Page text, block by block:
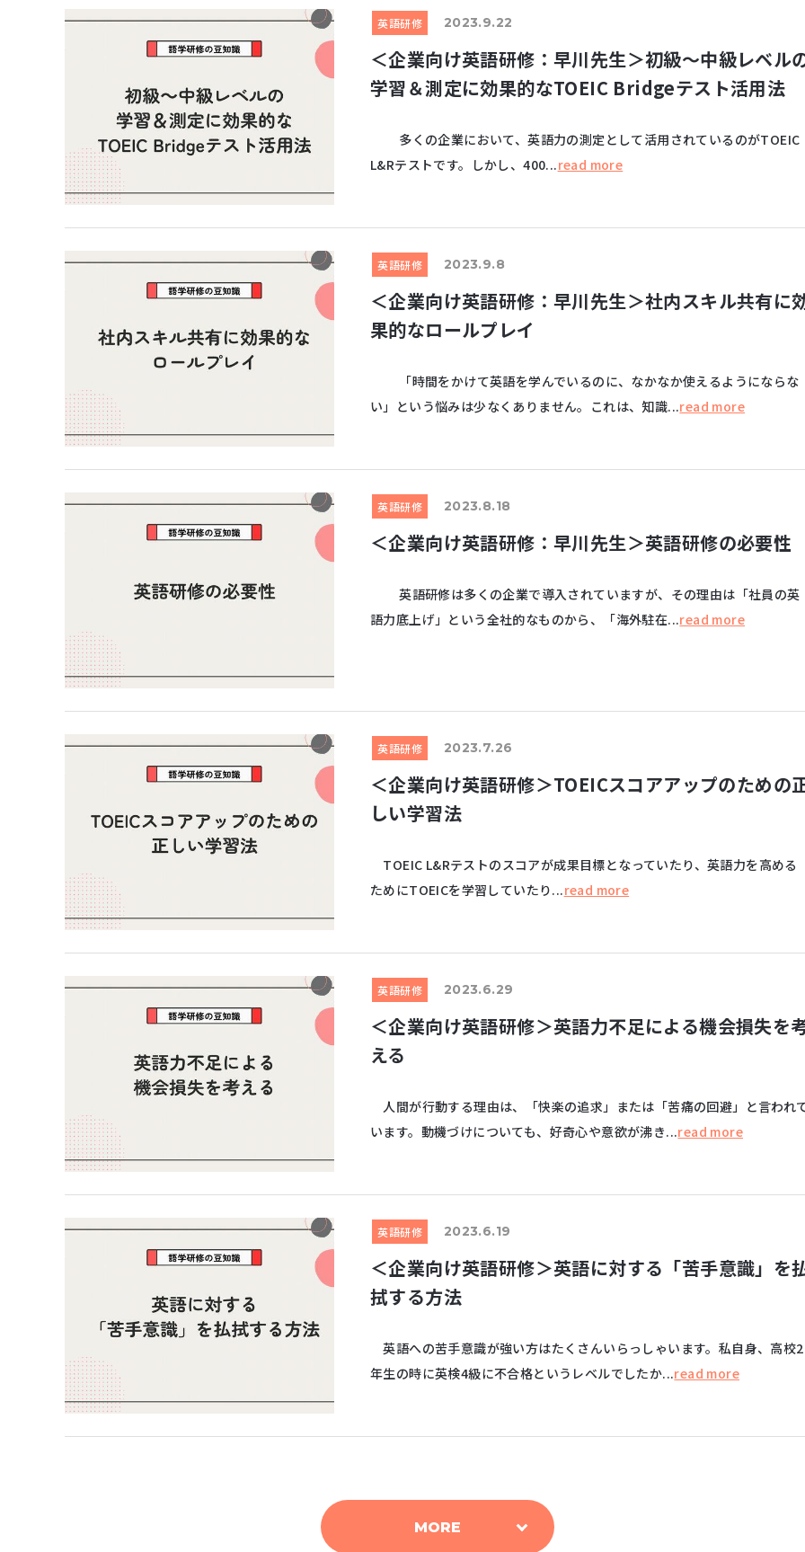
英語研修 2023.9.22
＜企業向け英語研修：早川先生＞初級～中級レベル
学習＆測定に効果的なTOEIC Bridgeテスト活用法
多くの企業において、英語力の測定として活用されているのがTOEIC
L&Rテストです。しかし、400...read more
英語研修 2023.9.8
＜企業向け英語研修：早川先生＞社内スキル共有に
果的なロールプレイ
「時間をかけて英語を学んでいるのに、なかなか使えるようにならな
い」という悩みは少なくありません。これは、知識...read more
英語研修 2023.8.18
＜企業向け英語研修：早川先生＞英語研修の必要性
英語研修は多くの企業で導入されていますが、その理由は「社員の英
語力底上げ」という全社的なものから、「海外駐在...read more
英語研修 2023.7.26
＜企業向け英語研修＞TOEICスコアアップのための
しい学習法
TOEIC L&Rテストのスコアが成果目標となっていたり、英語力を高める
ためにTOEICを学習していたり...read more
英語研修 2023.6.29
＜企業向け英語研修＞英語力不足による機会損失を
える
人間が行動する理由は、「快楽の追求」または「苦痛の回避」と言われ
います。動機づけについても、好奇心や意欲が沸き...read more
英語研修 2023.6.19
＜企業向け英語研修＞英語に対する「苦手意識」を
拭する方法
英語への苦手意識が強い方はたくさんいらっしゃいます。私自身、高校2
年生の時に英検4級に不合格というレベルでしたか...read more
MORE